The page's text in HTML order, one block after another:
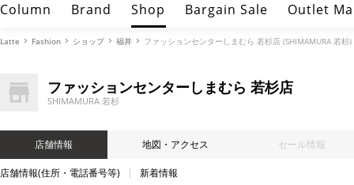
Column Brand Shop Bargain Sale Outlet
Latte Fashion ショップ 福井 ファッションセンターしまむら 若杉店 (SHIMAMURA 若杉
ファッションセンターしまむら 若杉店
SHIMAMURA 若杉
店舗情報 地図・アクセス セール情報
店舗情報(住所・電話番号等) 新着情報